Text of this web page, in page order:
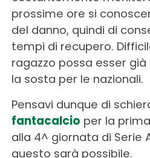
prossime ore si
del danno, quindi di
tempi di recupero.
ragazzo possa esser
la sosta per le nazionali.
Pensavi dunque di
fantacalcio per la
alla 4^ giornata di Serie
questo sarà possibile.